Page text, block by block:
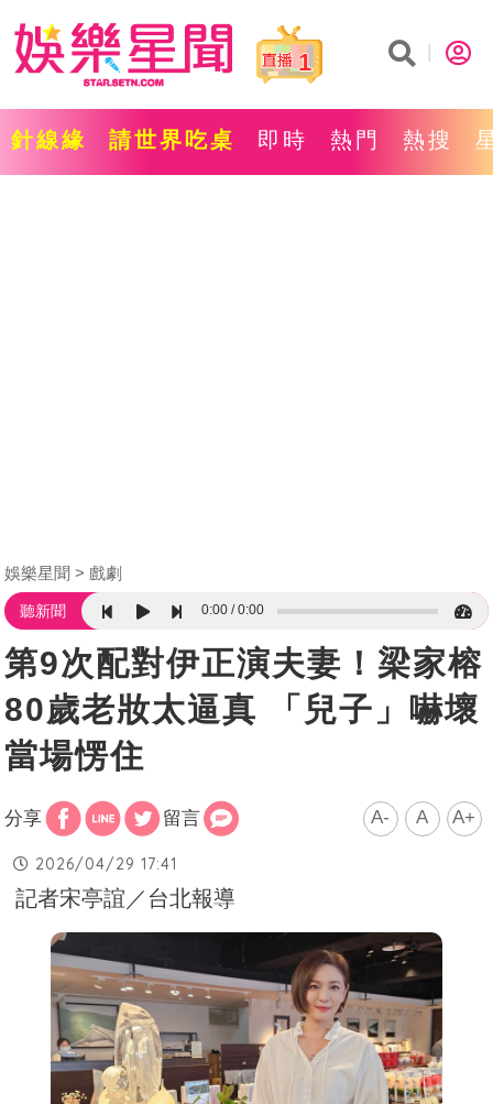
1
針線緣 請世界吃桌 即時 熱門 熱搜
娛樂星聞 戲劇
聽新聞 0:00 0:00
第9次配對伊正演夫妻！梁家榕
80歲老妝太逼真 「兒子」嚇壞
當場愣住
分享 留言 A- A A+
2026/04/29 17:41
記者宋亭誼／台北報導